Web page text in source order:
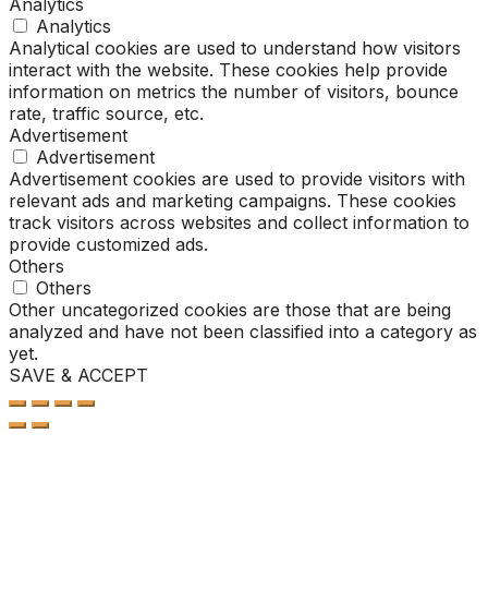
Analytics
Analytical cookies are used to understand how visitors
interact with the website. These cookies help provide
information on metrics the number of visitors, bounce
rate, traffic source, etc.
Advertisement
Advertisement
Advertisement cookies are used to provide visitors with
relevant ads and marketing campaigns. These cookies
track visitors across websites and collect information to
provide customized ads.
Others
Others
Other uncategorized cookies are those that are being
analyzed and have not been classified into a category as
yet.
SAVE & ACCEPT